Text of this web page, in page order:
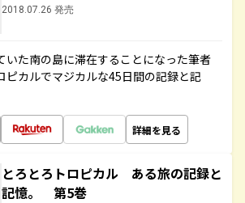
2018.07.26 発売
いた南の島に滞在することになった筆者
ピカルでマジカルな45日間の記録と記
詳細を見る
とろとろトロピカル ある旅の記録と
記憶。 第5巻